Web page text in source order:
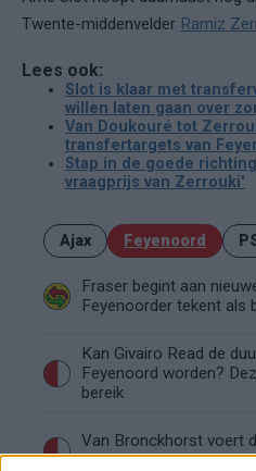
Twente-middenvelder Ramiz
Lees ook:
Slot is klaar met
willen laten gaan over
Van Doukouré tot
transfertargets van
Stap in de goede
vraagprijs van Zerrouki'
Ajax Feyenoord
Fraser begint aan
Feyenoorder tekent als
Kan Givairo Read de
Feyenoord worden?
bereik
Van Bronckhorst voert
deze twee posities nog